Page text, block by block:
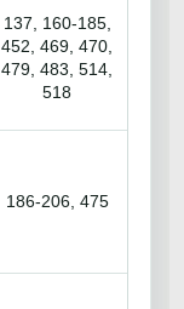
137, 160-185,
452, 469, 470,
479, 483, 514,
518
186-206, 475